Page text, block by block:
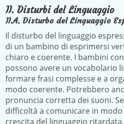
II. Disturbi del Linguaggio
II.A. Disturbo del Linguaggio
Il disturbo del linguaggio
di un bambino di esprimersi
chiaro e coerente. I bambini
possono avere un vocabolario
formare frasi complesse e a
modo coerente. Potrebbero
pronuncia corretta dei suoni.
difficoltà a comunicare in
crescita del linguaggio